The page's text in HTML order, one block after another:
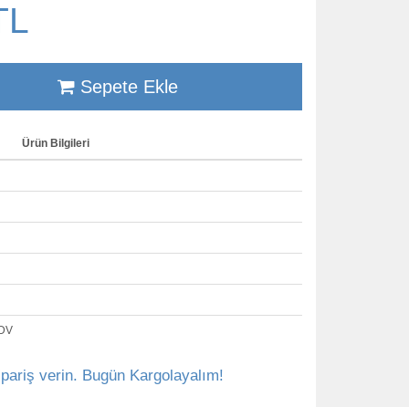
Sepete Ekle
Ürün Bilgileri
verin. Bugün Kargolayalım!